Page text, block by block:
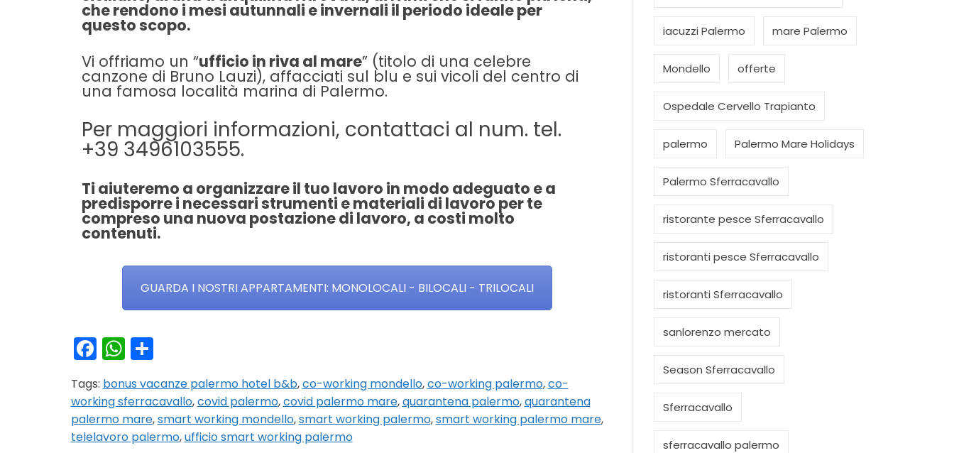
che rendono i mesi autunnali e invernali il periodo ideale per
questo scopo.
Vi offriamo un “ufficio in riva al mare” (titolo di una celebre
canzone di Bruno Lauzi), affacciati sul blu e sui vicoli del centro di
una famosa località marina di Palermo.
Per maggiori informazioni, contattaci al num. tel.
+39 3496103555.
Ti aiuteremo a organizzare il tuo lavoro in modo adeguato e a
predisporre i necessari strumenti e materiali di lavoro per te
compreso una nuova postazione di lavoro, a costi molto
contenuti.
GUARDA I NOSTRI APPARTAMENTI: MONOLOCALI - BILOCALI - TRILOCALI
Facebook
WhatsApp
Condividi
Tags: bonus vacanze palermo hotel b&b,co-working mondello,co-working palermo,co-
working sferracavallo,covid palermo,covid palermo mare,quarantena palermo,quarantena
palermo mare,smart working mondello,smart working palermo,smart working palermo mare,
telelavoro palermo,ufficio smart working palermo
iacuzzi Palermo mare Palermo
Mondello offerte
Ospedale Cervello Trapianto
palermo Palermo Mare Holidays
Palermo Sferracavallo
ristorante pesce Sferracavallo
ristoranti pesce Sferracavallo
ristoranti Sferracavallo
sanlorenzo mercato
Season Sferracavallo
Sferracavallo
sferracavallo palermo